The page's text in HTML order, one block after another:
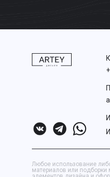
Любое использование
материалов или подборки